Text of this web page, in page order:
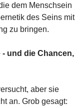
dem Menschsein
des Seins mit
zu bringen.
und die Chancen,
aber sie
an. Grob gesagt: